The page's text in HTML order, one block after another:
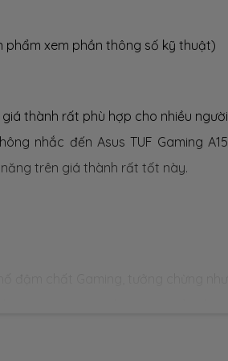
phẩm xem phần thông số kỹ thuật)
thành rất phù hợp cho nhiều người
nhắc đến Asus TUF Gaming A15
trên giá thành rất tốt này.
đậm chất Gaming, tưởng chừng như